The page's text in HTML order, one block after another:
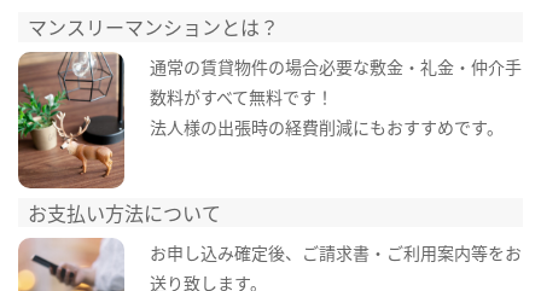
マンスリーマンションとは？
通常の賃貸物件の場合必要な敷金・礼金・仲介手
数料がすべて無料です！
法人様の出張時の経費削減にもおすすめです。
お支払い方法について
お申し込み確定後、ご請求書・ご利用案内等をお
送り致します。